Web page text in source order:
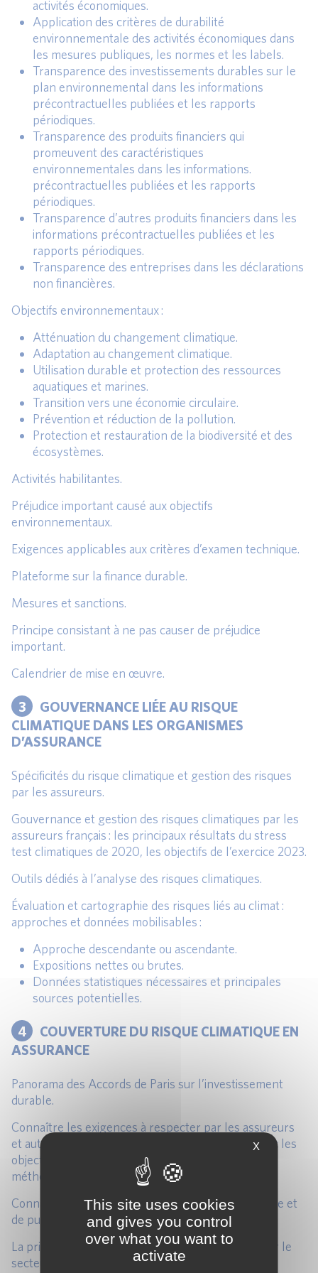
activités économiques.
Application des critères de durabilité
environnementale des activités économiques dans
les mesures publiques, les normes et les labels.
Transparence des investissements durables sur le
plan environnemental dans les informations
précontractuelles publiées et les rapports
périodiques.
Transparence des produits financiers qui
promeuvent des caractéristiques
environnementales dans les informations.
précontractuelles publiées et les rapports
périodiques.
Transparence d’autres produits financiers dans les
informations précontractuelles publiées et les
rapports périodiques.
Transparence des entreprises dans les déclarations
non financières.
Objectifs environnementaux :
Atténuation du changement climatique.
Adaptation au changement climatique.
Utilisation durable et protection des ressources
aquatiques et marines.
Transition vers une économie circulaire.
Prévention et réduction de la pollution.
Protection et restauration de la biodiversité et des
écosystèmes.
Activités habilitantes.
Préjudice important causé aux objectifs
environnementaux.
Exigences applicables aux critères d’examen technique.
Plateforme sur la finance durable.
Mesures et sanctions.
Principe consistant à ne pas causer de préjudice
important.
Calendrier de mise en œuvre.
3
GOUVERNANCE LIÉE AU RISQUE
CLIMATIQUE DANS LES ORGANISMES
D’ASSURANCE
Spécificités du risque climatique et gestion des risques
par les assureurs.
Gouvernance et gestion des risques climatiques par les
assureurs français : les principaux résultats du stress
test climatiques de 2020, les objectifs de l’exercice 2023.
Outils dédiés à l’analyse des risques climatiques.
Évaluation et cartographie des risques liés au climat :
approches et données mobilisables :
Approche descendante ou ascendante.
Expositions nettes ou brutes.
Données statistiques nécessaires et principales
sources potentielles.
4
COUVERTURE DU RISQUE CLIMATIQUE EN
ASSURANCE
Panorama des Accords de Paris sur l’investissement
durable.
Connaître les exigences à respecter par les assureurs
et autres investisseurs institutionnels en ligne avec les
objectifs de l’Accord de Paris, et sur la base d’une
méthodologie commune à l’échelle de l’UE.
Connaître les exigences en termes de transparence et
de publication.
La prise en charge des catastrophes naturelles par le
secteur de l’assurance en France : outils et limites.
X
This site uses cookies
and gives you control
over what you want to
activate